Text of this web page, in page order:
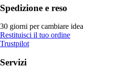
Spedizione e reso
30 giorni per cambiare idea
Restituisci il tuo ordine
Trustpilot
Servizi